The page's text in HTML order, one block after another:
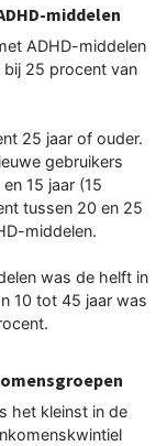
middelen
ADHD-middelen
bij 25 procent van
25 jaar of ouder.
gebruikers
15 jaar (15
tussen 20 en 25
middelen.
was de helft in
10 tot 45 jaar was
het kleinst in de